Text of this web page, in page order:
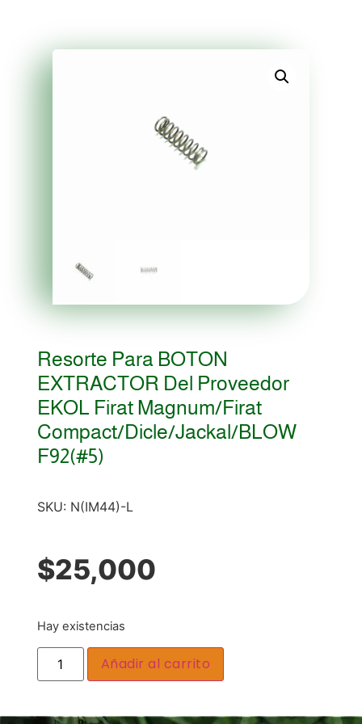
Resorte Para BOTON
EXTRACTOR Del Proveedor
EKOL Firat Magnum/Firat
Compact/Dicle/Jackal/BLOW
F92(#5)
SKU: N(IM44)-L
$25,000
Hay existencias
Añadir al carrito